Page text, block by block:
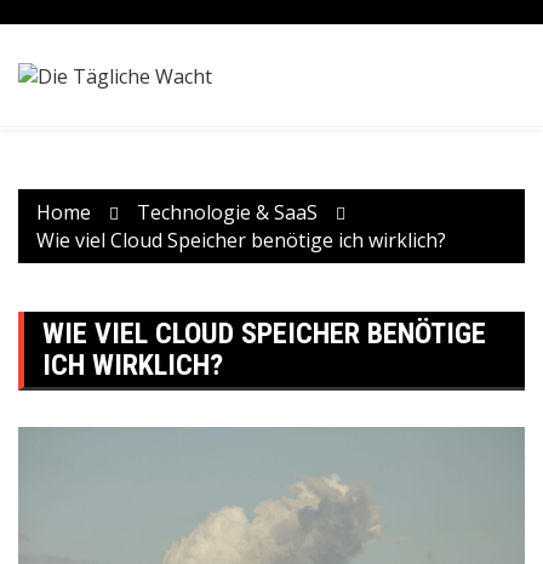
content
Home
Technologie & SaaS
Wie viel Cloud Speicher benötige ich wirklich?
WIE VIEL CLOUD SPEICHER BENÖTIGE
ICH WIRKLICH?